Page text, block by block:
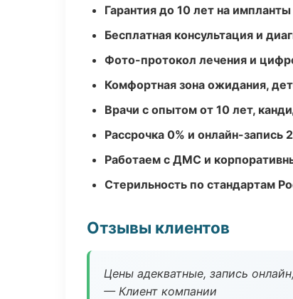
Гарантия до 10 лет на
Бесплатная консультация и
Фото-протокол лечения и
Комфортная зона ожидания,
Врачи с опытом от 10 лет,
Рассрочка 0% и онлайн-запись
Работаем с ДМС и
Стерильность по стандартам
Отзывы клиентов
Цены адекватные, запись
— Клиент компании